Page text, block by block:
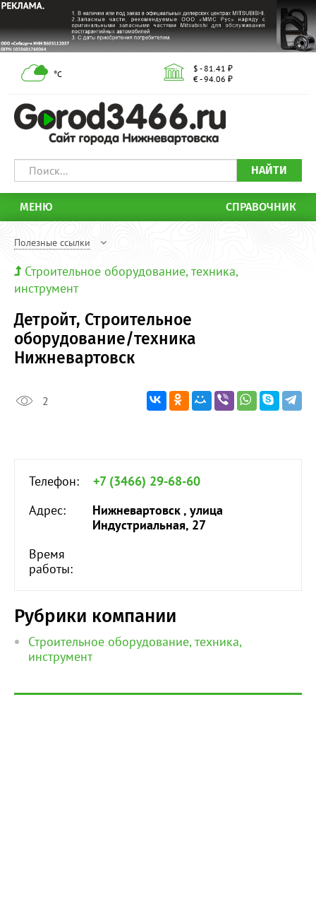
°С
$ - 81.41 ₽
€ - 94.06 ₽
НАЙТИ
МЕНЮ СПРАВОЧНИК
Полезные ссылки
Строительное оборудование, техника,
инструмент
Детройт, Строительное
оборудование/техника
Нижневартовск
2
Телефон:
+7 (3466) 29-68-60
Адрес:
Нижневартовск , улица
Индустриальная, 27
Время
работы:
Рубрики компании
Строительное оборудование, техника,
инструмент